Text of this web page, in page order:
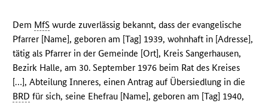
Dem MfS wurde zuverlässig bekannt, dass der evangelische
Pfarrer [Name], geboren am [Tag] 1939, wohnhaft in [Adresse],
tätig als Pfarrer in der Gemeinde [Ort], Kreis Sangerhausen,
Bezirk Halle, am 30. September 1976 beim Rat des Kreises
[…], Abteilung Inneres, einen Antrag auf Übersiedlung in die
BRD für sich, seine Ehefrau [Name], geboren am [Tag] 1940,